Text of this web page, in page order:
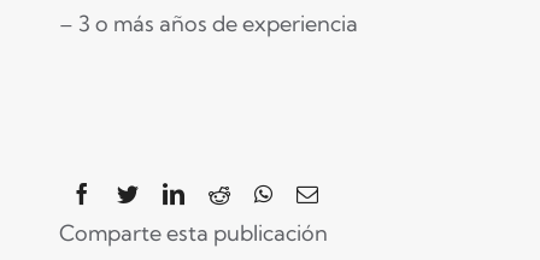
– 3 o más años de experiencia
Comparte esta publicación